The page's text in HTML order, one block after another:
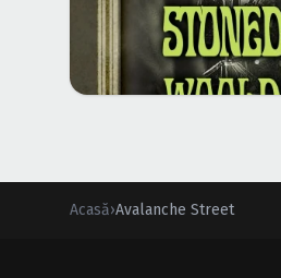
Acasă›Avalanche Street